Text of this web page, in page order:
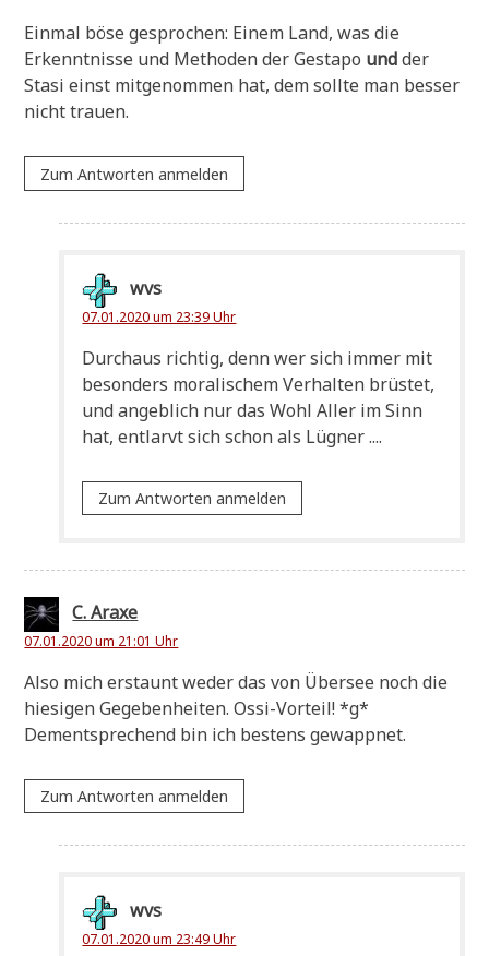
Ein­mal böse gespro­chen: Einem Land, was die
Erkennt­nis­se und Metho­den der Gesta­po undder
Sta­si einst mit­ge­nom­men hat, dem soll­te man bes­ser
nicht trauen.
Zum Antworten anmelden
wvs
07.01.2020 um 23:39 Uhr
Durch­aus rich­tig, denn wer sich immer mit
beson­ders mora­li­schem Ver­hal­ten brü­stet,
und angeb­lich nur das Wohl Aller im Sinn
hat, ent­larvt sich schon als Lügner ....
Zum Antworten anmelden
C. Araxe
07.01.2020 um 21:01 Uhr
Also mich erstaunt weder das von Über­see noch die
hie­si­gen Gege­ben­hei­ten. Ossi-Vor­teil! *g*
Dem­entspre­chend bin ich bestens gewappnet.
Zum Antworten anmelden
wvs
07.01.2020 um 23:49 Uhr